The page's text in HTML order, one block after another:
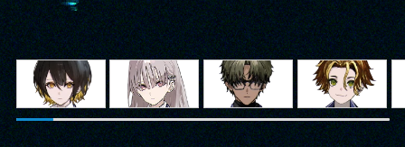
HOME
ホーム
NEWS
ニュース
WORLD
世界観設定
CHARACTER
キャラクター